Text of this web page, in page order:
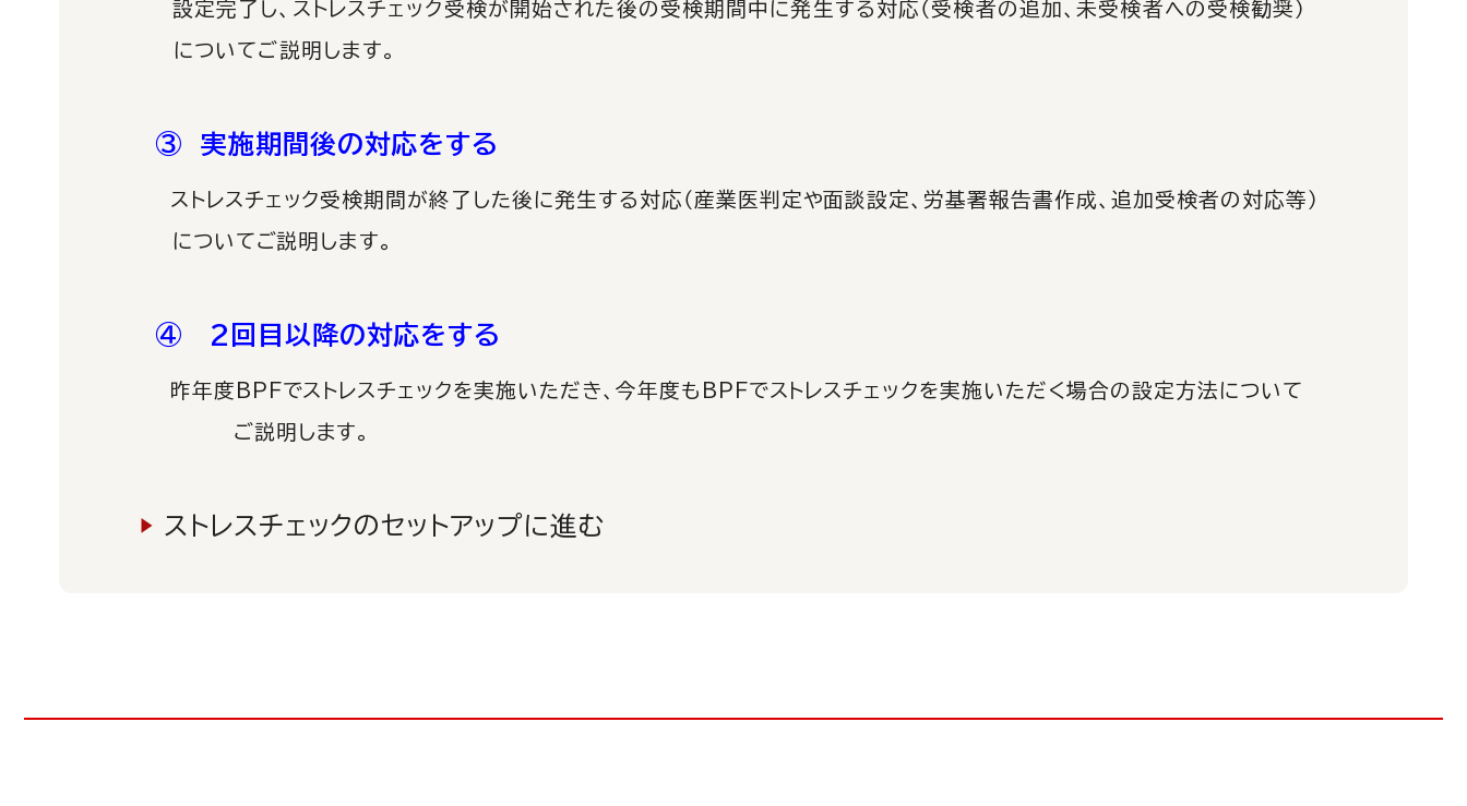
設定完了し、ストレスチェック受検が開始された後の受検期間中に発生する対応（受検者の追加、未受検者への受検勧奨）
についてご説明します。
③ 実施期間後の対応をする
ストレスチェック受検期間が終了した後に発生する対応（産業医判定や面談設定、労基署報告書作成、追加受検者の対応等）
についてご説明します。
④ 2回目以降の対応をする
昨年度BPFでストレスチェックを実施いただき、今年度もBPFでストレスチェックを実施いただく場合の設定方法について
ご説明します。
▶ ストレスチェックのセットアップに進む